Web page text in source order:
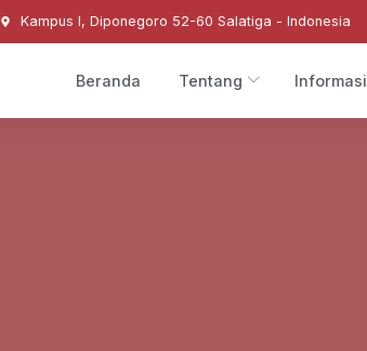
Kampus I, Diponegoro 52-60 Salatiga - Indonesia
Beranda Tentang Informasi